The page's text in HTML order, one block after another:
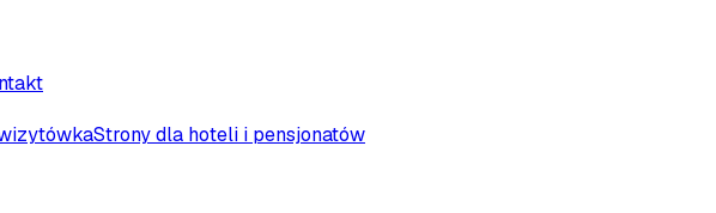
Strony dla hoteli i pensjonatów